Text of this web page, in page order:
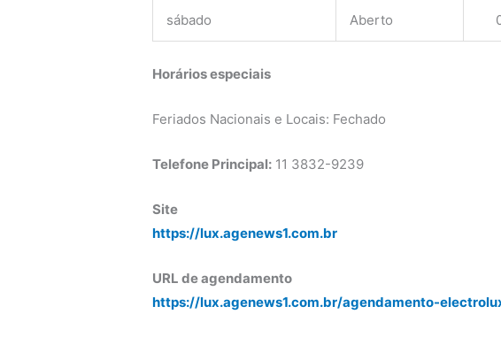
sábado Aberto
Horários especiais
Feriados Nacionais e Locais: Fechado
Telefone Principal: 11 3832-9239
Site
https://lux.agenews1.com.br
URL de agendamento
https://lux.agenews1.com.br/agendamento-